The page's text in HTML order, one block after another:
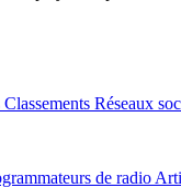
Classements Réseaux
de radio